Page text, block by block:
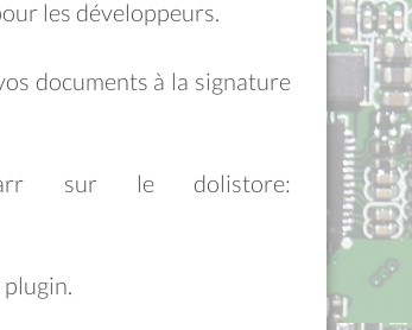
les développeurs.
documents à la signature
sur le dolistore: